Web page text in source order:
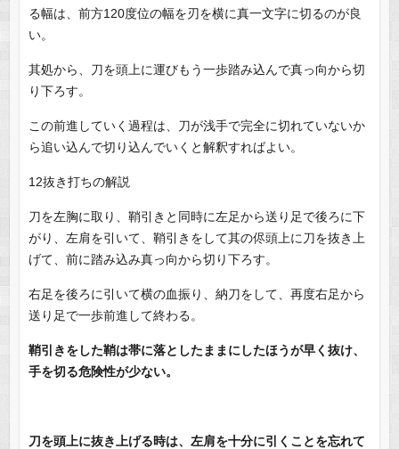
る幅は、前方120度位の幅を刃を横に真一文字に切るのが良
い。
其処から、刀を頭上に運びもう一歩踏み込んで真っ向から切
り下ろす。
この前進していく過程は、刀が浅手で完全に切れていないか
ら追い込んで切り込んでいくと解釈すればよい。
12抜き打ちの解説
刀を左胸に取り、鞘引きと同時に左足から送り足で後ろに下
がり、左肩を引いて、鞘引きをして其の侭頭上に刀を抜き上
げて、前に踏み込み真っ向から切り下ろす。
右足を後ろに引いて横の血振り、納刀をして、再度右足から
送り足で一歩前進して終わる。
鞘引きをした鞘は帯に落としたままにしたほうが早く抜け、
手を切る危険性が少ない。
刀を頭上に抜き上げる時は、左肩を十分に引くことを忘れて